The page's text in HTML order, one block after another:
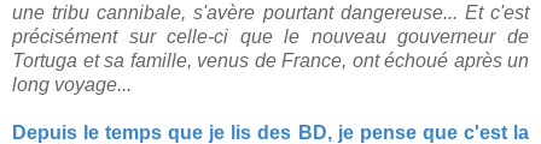
une tribu cannibale, s'avère pourtant dangereuse... Et c'est
précisément sur celle-ci que le nouveau gouverneur de
Tortuga et sa famille, venus de France, ont échoué après un
long voyage...
Depuis le temps que je lis des BD, je pense que c'est la